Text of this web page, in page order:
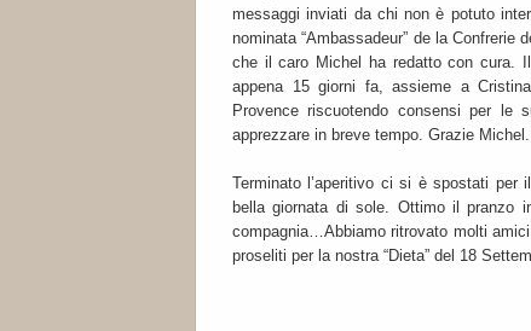
messaggi inviati da chi non è potuto
nominata “Ambassadeur” de la Confrerie
che il caro Michel ha redatto con cura.
appena 15 giorni fa, assieme a
Provence riscuotendo consensi per le
apprezzare in breve tempo. Grazie Michel.
Terminato l’aperitivo ci si è spostati per
bella giornata di sole. Ottimo il pranzo
compagnia…Abbiamo ritrovato molti
proseliti per la nostra “Dieta” del 18